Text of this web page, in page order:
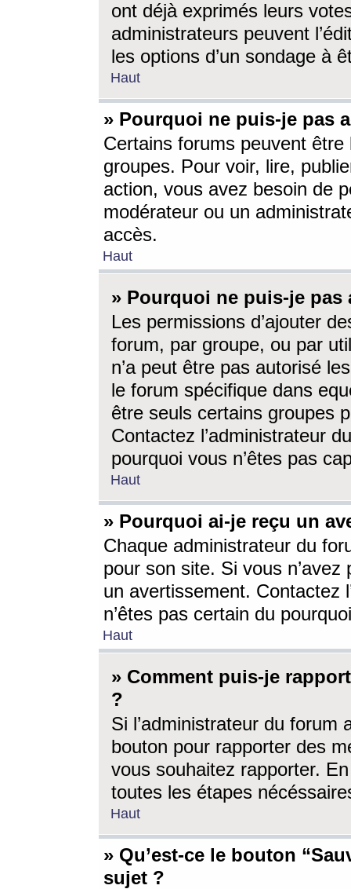
ont déjà exprimés leurs
administrateurs peuvent
les options d’un sondage à
Haut
» Pourquoi ne puis-je pas
Certains forums peuvent être
groupes. Pour voir, lire,
action, vous avez besoin de
modérateur ou un
accès.
Haut
» Pourquoi ne puis-je
Les permissions d’ajouter
forum, par groupe, ou par
n’a peut être pas autorisé
le forum spécifique dans
être seuls certains groupes
Contactez l’administrateur
pourquoi vous n’êtes pas
Haut
» Pourquoi ai-je reçu un
Chaque administrateur du
pour son site. Si vous
un avertissement. Contactez
n’êtes pas certain du
Haut
» Comment puis-je
?
Si l’administrateur du forum
bouton pour rapporter des
vous souhaitez rapporter.
toutes les étapes
Haut
» Qu’est-ce le bouton
sujet ?